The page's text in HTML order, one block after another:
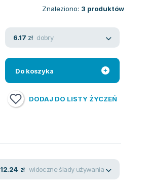
Znaleziono: 3 produktów
6.17 zł dobry
Do koszyka
DODAJ DO LISTY ŻYCZEŃ
12.24 zł widoczne ślady używania